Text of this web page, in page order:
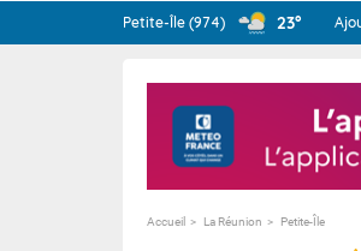
La Réunion
Petite-Île (974) 23°
Accueil La Réunion Petite-Île